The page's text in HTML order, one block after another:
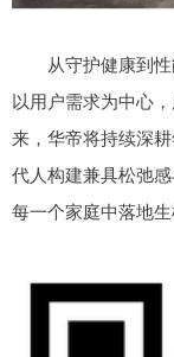
从守护健康到性
以用户需求为中心
来，华帝将持续深
代人构建兼具松弛
每一个家庭中落地生